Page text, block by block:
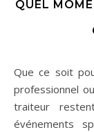
QUEL
Que ce soit pour organiser une soirée privée, un repas
professionnel
traiteur
événements